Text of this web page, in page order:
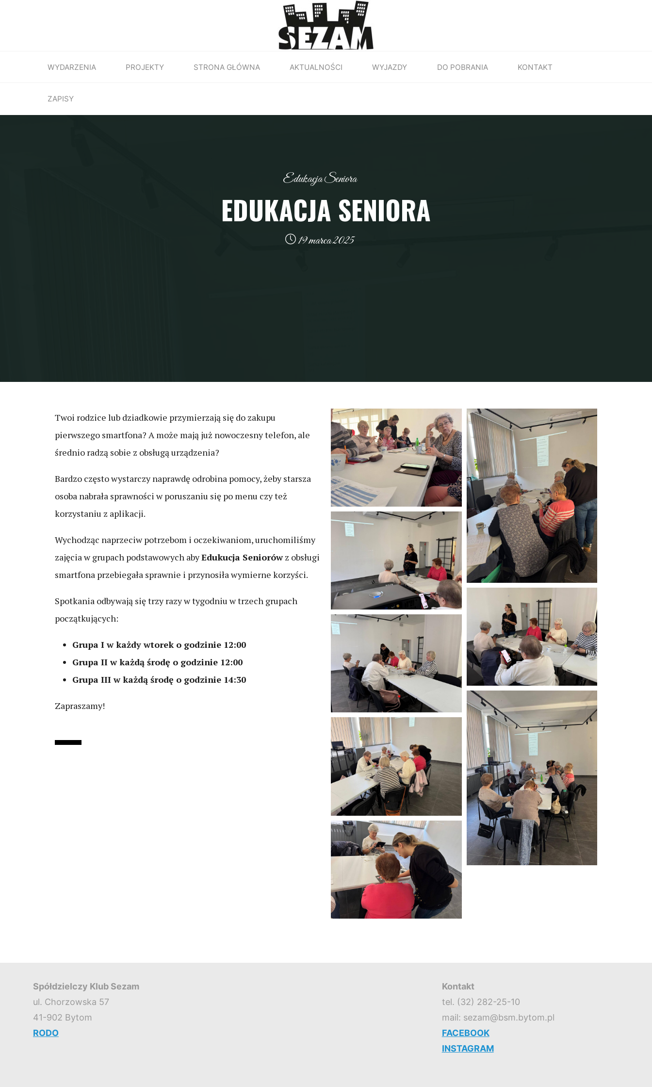
WYDARZENIA PROJEKTY STRONA GŁÓWNA AKTUALNOŚCI WYJAZDY DO POBRANIA KONTAKT
ZAPISY
Edukacja Seniora
EDUKACJA SENIORA
19 marca 2025
Twoi rodzice lub dziadkowie przymierzają się do zakupu
pierwszego smartfona? A może mają już nowoczesny telefon, ale
średnio radzą sobie z obsługą urządzenia?
Bardzo często wystarczy naprawdę odrobina pomocy, żeby starsza
osoba nabrała sprawności w poruszaniu się po menu czy też
korzystaniu z aplikacji.
Wychodząc naprzeciw potrzebom i oczekiwaniom, uruchomiliśmy
zajęcia w grupach podstawowych abyEdukucja Seniorówz obsługi
smartfona przebiegała sprawnie i przynosiła wymierne korzyści.
Spotkania odbywają się trzy razy w tygodniu w trzech grupach
początkujących:
Grupa I w każdy wtorek o godzinie 12:00
Grupa II w każdą środę o godzinie 12:00
Grupa III w każdą środę o godzinie 14:30
Zapraszamy!
Spółdzielczy Klub Sezam
ul. Chorzowska 57
41-902 Bytom
RODO
Kontakt
tel. (32) 282-25-10
mail: sezam@bsm.bytom.pl
FACEBOOK
INSTAGRAM